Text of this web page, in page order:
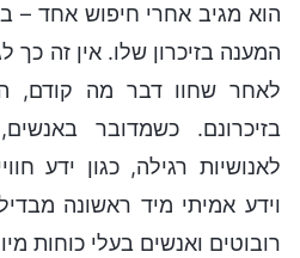
הוא מגיב אחרי חיפוש אחד –
המענה בזיכרון שלו. אין זה כך
לאחר שחוו דבר מה קודם,
בזיכרונם. כשמדובר
לאנושיות רגילה, כגון ידע
וידע אמיתי מיד ראשונה
רובוטים ואנשים בעלי כוחות